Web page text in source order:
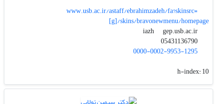
www.usb.ac.ir/astaff/ebrahimzadeh/fa?skinsrc=
[g]/skins/bravonewmenu/homepage
iazh
gep.usb.ac.ir
05431136790
0000-0002-9953-1295
h-index:10